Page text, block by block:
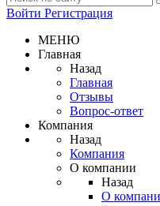
Войти Регистрация
МЕНЮ
Главная
Назад
Главная
Отзывы
Вопрос-ответ
Компания
Назад
Компания
О компании
Назад
О